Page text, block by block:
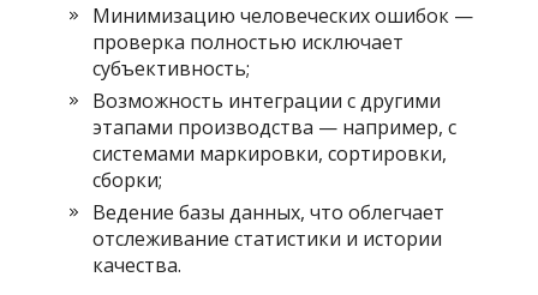
Минимизацию человеческих ошибок —
проверка полностью исключает
субъективность;
Возможность интеграции с другими
этапами производства — например, с
системами маркировки, сортировки,
сборки;
Ведение базы данных, что облегчает
отслеживание статистики и истории
качества.